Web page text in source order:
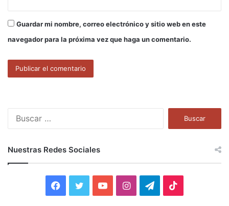
Guardar mi nombre, correo electrónico y sitio web en este
navegador para la próxima vez que haga un comentario.
:
Nuestras Redes Sociales
I